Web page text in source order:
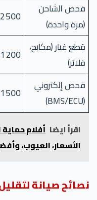
فحص الشاحن
(مرة واحدة)
2 500 ج.م
قطع غيار (مكابح،
فلاتر)
1 200 ج.م
فحص إلكتروني
(BMS/ECU)
1 500 ج.م
اقرأ ايضا
الأسعار، العيوب،
نصائح صيانة